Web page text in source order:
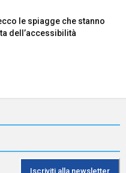
le spiagge che stanno
dell’accessibilità